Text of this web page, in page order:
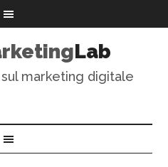
Lab
marketing digitale